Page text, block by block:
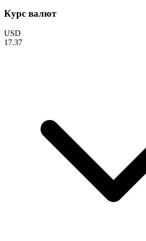
Курс валют
USD
17.37